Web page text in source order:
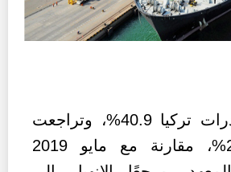
وانخفضت صادرات تركيا 40.9%، وتراجعت
الواردات 27.8%، مقارنة مع مايو 2019